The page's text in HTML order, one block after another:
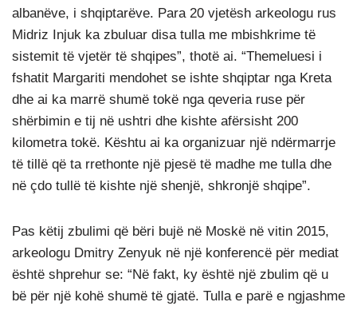
albanëve, i shqiptarëve. Para 20 vjetësh arkeologu rus
Midriz Injuk ka zbuluar disa tulla me mbishkrime të
sistemit të vjetër të shqipes”, thotë ai. “Themeluesi i
fshatit Margariti mendohet se ishte shqiptar nga Kreta
dhe ai ka marrë shumë tokë nga qeveria ruse për
shërbimin e tij në ushtri dhe kishte afërsisht 200
kilometra tokë. Kështu ai ka organizuar një ndërmarrje
të tillë që ta rrethonte një pjesë të madhe me tulla dhe
në çdo tullë të kishte një shenjë, shkronjë shqipe”.
Pas këtij zbulimi që bëri bujë në Moskë në vitin 2015,
arkeologu Dmitry Zenyuk në një konferencë për mediat
është shprehur se: “Në fakt, ky është një zbulim që u
bë për një kohë shumë të gjatë. Tulla e parë e ngjashme